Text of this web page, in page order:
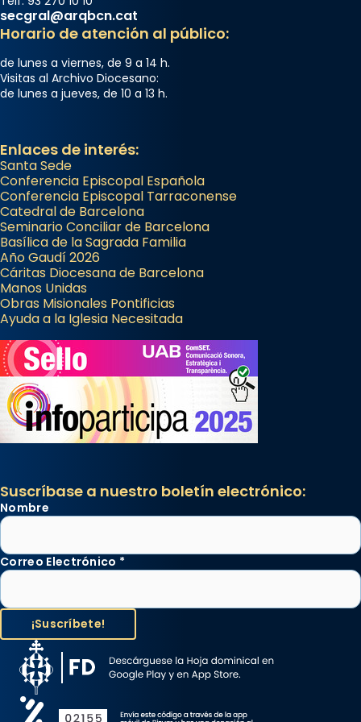
secgral@arqbcn.cat
Horario de atención al público:
de lunes a viernes, de 9 a 14 h.
Visitas al Archivo Diocesano:
de lunes a jueves, de 10 a 13 h.
Enlaces de interés:
Santa Sede
Conferencia Episcopal Española
Conferencia Episcopal Tarraconense
Catedral de Barcelona
Seminario Conciliar de Barcelona
Basílica de la Sagrada Familia
Año Gaudí 2026
Cáritas Diocesana de Barcelona
Manos Unidas
Obras Misionales Pontificias
Ayuda a la Iglesia Necesitada
Suscríbase a nuestro boletín electrónico:
Nombre
Correo Electrónico *